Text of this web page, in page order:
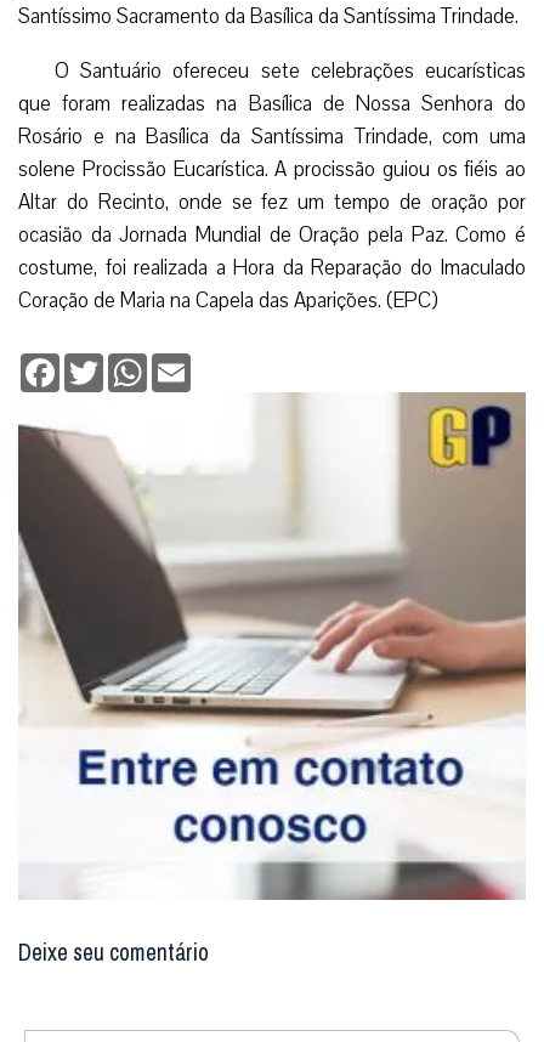
Santíssimo Sacramento da Basílica da Santíssima Trindade.
O Santuário ofereceu sete celebrações eucarísticas
que foram realizadas na Basílica de Nossa Senhora do
Rosário e na Basílica da Santíssima Trindade, com uma
solene Procissão Eucarística. A procissão guiou os fiéis ao
Altar do Recinto, onde se fez um tempo de oração por
ocasião da Jornada Mundial de Oração pela Paz. Como é
costume, foi realizada a Hora da Reparação do Imaculado
Coração de Maria na Capela das Aparições. (EPC)
Facebook
TwitterWhatsApp
Deixe seu comentário